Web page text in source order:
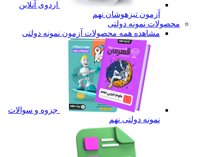
اردوی آنلاین
آزمون تیزهوشان نهم
محصولات نمونه دولتی
مشاهده همه محصولات آزمون نمونه دولتی
جزوه و سوالات
نمونه دولتی نهم